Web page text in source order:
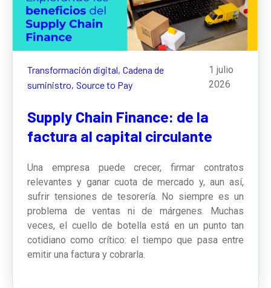
Transformación digital, Cadena de
suministro, Source to Pay
1 julio
2026
Supply Chain Finance: de la
factura al capital circulante
Una empresa puede crecer, firmar contratos
relevantes y ganar cuota de mercado y, aun así,
sufrir tensiones de tesorería. No siempre es un
problema de ventas ni de márgenes. Muchas
veces, el cuello de botella está en un punto tan
cotidiano como crítico: el tiempo que pasa entre
emitir una factura y cobrarla.